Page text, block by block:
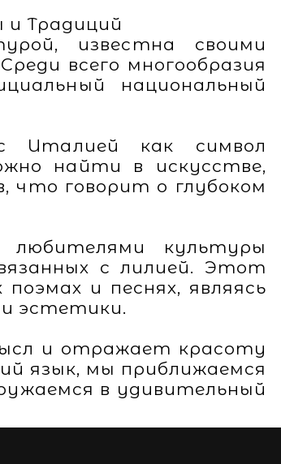
Традиций
известна своими
всего многообразия
национальный
Италией как символ
найти в искусстве,
что говорит о глубоком
любителями культуры
с лилией. Этот
и песнях, являясь
эстетики.
и отражает красоту
язык, мы приближаемся
в удивительный